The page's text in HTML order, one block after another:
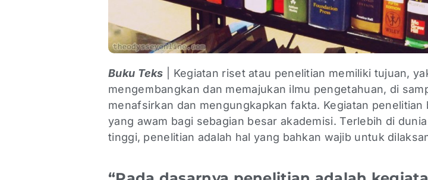
Buku Teks | Kegiatan riset atau penelitian memiliki tujuan,
mengembangkan dan memajukan ilmu pengetahuan, di
menafsirkan dan mengungkapkan fakta. Kegiatan penelitian
yang awam bagi sebagian besar akademisi. Terlebih di
tinggi, penelitian adalah hal yang bahkan wajib untuk